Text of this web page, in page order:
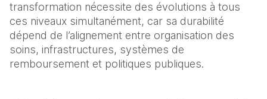
transformation nécessite des évolutions à tous
ces niveaux simultanément, car sa durabilité
dépend de l’alignement entre organisation des
soins, infrastructures, systèmes de
remboursement et politiques publiques.